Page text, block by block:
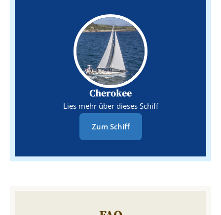
Cherokee
Lies mehr über dieses Schiff
Zum Schiff